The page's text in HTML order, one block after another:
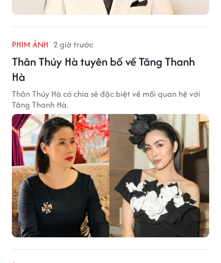
PHIM ẢNH 2 giờ trước
Thân Thúy Hà tuyên bố về Tăng Thanh
Hà
Thân Thúy Hà có chia sẻ đặc biệt về mối quan hệ với
Tăng Thanh Hà.